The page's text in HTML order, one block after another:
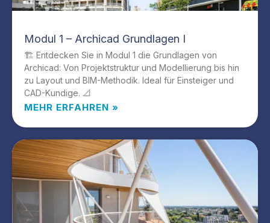
Modul 1 – Archicad Grundlagen I
🏗️ Entdecken Sie in Modul 1 die Grundlagen von
Archicad: Von Projektstruktur und Modellierung bis hin
zu Layout und BIM-Methodik. Ideal für Einsteiger und
CAD-Kundige. 📐
MEHR ERFAHREN »